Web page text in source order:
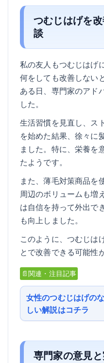
つむじはげを
談
私の友人もつむじはげ
何をしても改善しない
ある日、専門家のアド
した。
生活習慣を見直し、ス
を始めた結果、徐々に
ました。特に、栄養を
たようです。
また、薄毛対策商品を
周辺のボリュームも増
は自信を持って外出で
も向上しました。
このように、つむじは
とで改善できる可能性
📄関連・注目記事
女性のつむじはげの
しい解説はコチラ
専門家の意見